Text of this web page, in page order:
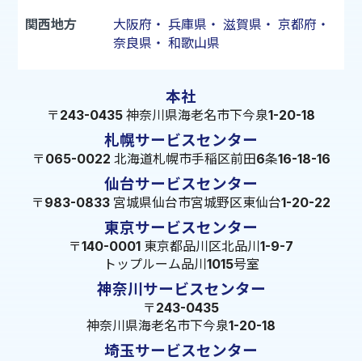
関西地方 大阪府 ・ 兵庫県 ・ 滋賀県 ・ 京都府 ・
奈良県 ・ 和歌山県
本社
〒243-0435 神奈川県海老名市下今泉1-20-18
札幌サービスセンター
〒065-0022 北海道札幌市手稲区前田6条16-18-16
仙台サービスセンター
〒983-0833 宮城県仙台市宮城野区東仙台1-20-22
東京サービスセンター
〒140-0001 東京都品川区北品川1-9-7
トップルーム品川1015号室
神奈川サービスセンター
〒243-0435
神奈川県海老名市下今泉1-20-18
埼玉サービスセンター